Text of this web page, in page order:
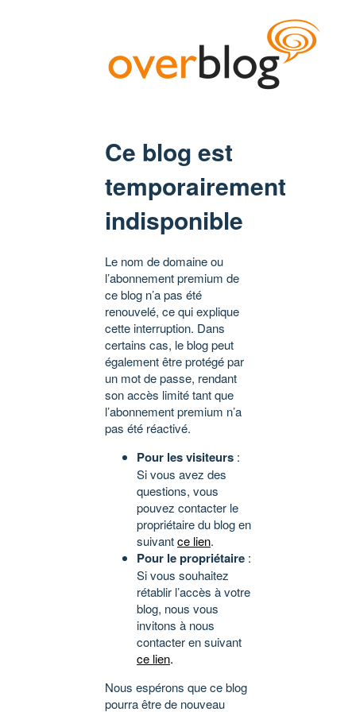
Ce blog est
temporairement
indisponible
Le nom de domaine ou
l’abonnement premium de
ce blog n’a pas été
renouvelé, ce qui explique
cette interruption. Dans
certains cas, le blog peut
également être protégé par
un mot de passe, rendant
son accès limité tant que
l’abonnement premium n’a
pas été réactivé.
Pour les visiteurs :
Si vous avez des
questions, vous
pouvez contacter le
propriétaire du blog en
suivantce lien.
Pour le propriétaire :
Si vous souhaitez
rétablir l’accès à votre
blog, nous vous
invitons à nous
contacter en suivant
ce lien.
Nous espérons que ce blog
pourra être de nouveau